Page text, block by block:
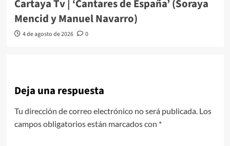
Cartaya Tv | ‘Cantares de España’ (Soraya
Mencid y Manuel Navarro)
4 de agosto de 2026 0
Deja una respuesta
Tu dirección de correo electrónico no será publicada. Los
campos obligatorios están marcados con *